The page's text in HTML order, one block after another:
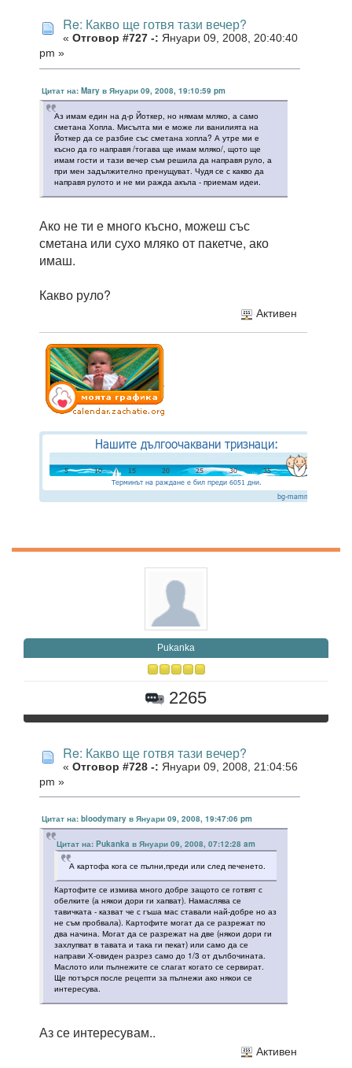
Re: Какво ще готвя тази вечер?
« Отговор #727 -: Януари 09, 2008, 20:40:40
pm »
Цитат на: Mary в Януари 09, 2008, 19:10:59 pm
Аз имам един на д-р Йоткер, но нямам мляко, а само
сметана Хопла. Мисълта ми е може ли ванилията на
Йоткер да се разбие със сметана хопла? А утре ми е
късно да го направя /тогава ще имам мляко/, щото ще
имам гости и тази вечер съм решила да направя руло, а
при мен задължително пренущуват. Чудя се с какво да
направя рулото и не ми ражда акъла - приемам идеи.
Ако не ти е много късно, можеш със
сметана или сухо мляко от пакетче, ако
имаш.
Какво руло?
Активен
Pukanka
2265
Re: Какво ще готвя тази вечер?
« Отговор #728 -: Януари 09, 2008, 21:04:56
pm »
Цитат на: bloodymary в Януари 09, 2008, 19:47:06 pm
Цитат на: Pukanka в Януари 09, 2008, 07:12:28 am
А картофа кога се пълни,преди или след печенето.
Картофите се измива много добре защото се готвят с
обелките (а някои дори ги хапват). Намаслява се
тавичката - казват че с гъша мас ставали най-добре но аз
не съм пробвала). Картофите могат да се разрежат по
два начина. Могат да се разрежат на две (някои дори ги
захлупват в тавата и така ги пекат) или само да се
направи Х-овиден разрез само до 1/3 от дълбочината.
Маслото или пълнежите се слагат когато се сервират.
Ще потърся после рецепти за пълнежи ако някои се
интересува.
Аз се интересувам..
Активен